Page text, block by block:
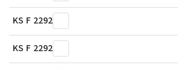
KS F 2292
KS F 2292